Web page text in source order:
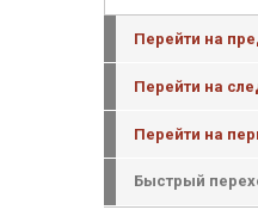
Перейти на
Перейти на
Перейти на
Быстрый